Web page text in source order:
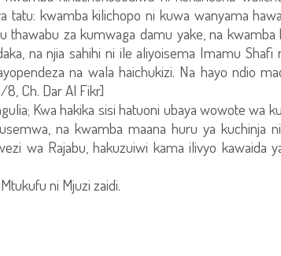
tatu: kwamba kilichopo ni kuwa wanyama
thawabu za kumwaga damu yake, na
na njia sahihi ni ile aliyoisema Imamu
na wala haichukizi. Na hayo ndio
Ch. Dar Al Fikr]
Kwa hakika sisi hatuoni ubaya wowote wa
na kwamba maana huru ya kuchinja
wa Rajabu, hakuzuiwi kama ilivyo kawaida
ni Mjuzi zaidi.